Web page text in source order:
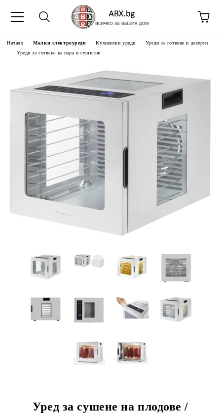
Начало Малки електроуреди Kухненски уреди
Уреди за готвене и десерти
Уреди за готвене на пара и сушилни
Уред за сушене на плодове /